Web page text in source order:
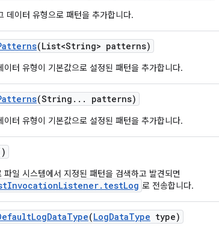
데이터 유형으로 패턴을 추가합니다.
(List<String> patterns)
이터 유형이 기본값으로 설정된 패턴을 추가합니다.
(String . . . patterns)
이터 유형이 기본값으로 설정된 패턴을 추가합니다.
파일 시스템에서 지정된 패턴을 검색하고 발견되면
로 전송합니다.
LogDataType(LogDataType type)